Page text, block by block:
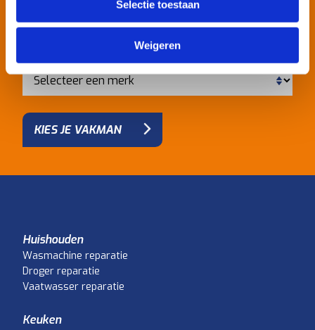
Selectie toestaan
Weigeren
KIES JE VAKMAN
Huishouden
Wasmachine reparatie
Droger reparatie
Vaatwasser reparatie
Keuken